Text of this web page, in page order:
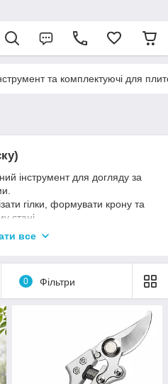
та комплектуючі для
інструмент для догляду за
гілки, формувати крону та
стані.
для побутового та
все
0 Фільтри